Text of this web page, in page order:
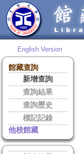
English Version
館藏查詢
新增查詢
查詢結果
查詢歷史
標記記錄
他校館藏